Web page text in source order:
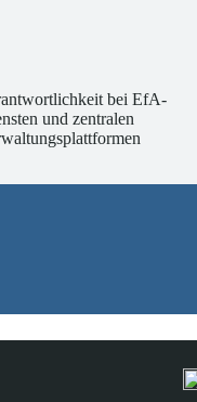
bei EfA-
und zentralen